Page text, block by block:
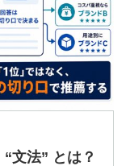
文法” とは？